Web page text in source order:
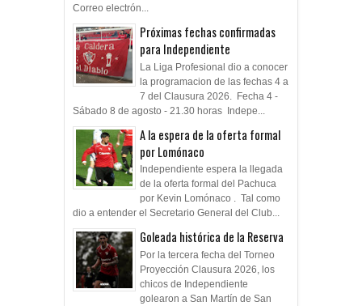
Correo electrón...
Próximas fechas confirmadas
para Independiente
La Liga Profesional dio a conocer
la programacion de las fechas 4 a
7 del Clausura 2026. Fecha 4 -
Sábado 8 de agosto - 21.30 horas Indepe...
A la espera de la oferta formal
por Lomónaco
Independiente espera la llegada
de la oferta formal del Pachuca
por Kevin Lomónaco . Tal como
dio a entender el Secretario General del Club...
Goleada histórica de la Reserva
Por la tercera fecha del Torneo
Proyección Clausura 2026, los
chicos de Independiente
golearon a San Martín de San